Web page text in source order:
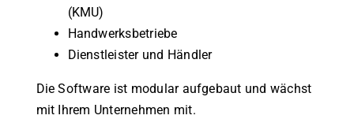
(KMU)
Handwerksbetriebe
Dienstleister und Händler
Die Software ist modular aufgebaut und wächst
mit Ihrem Unternehmen mit.